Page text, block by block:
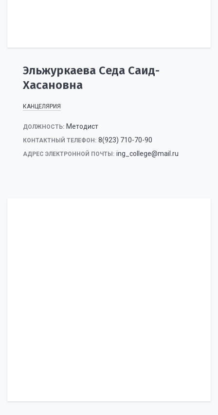
Эльжуркаева Седа Саид-
Хасановна
КАНЦЕЛЯРИЯ
ДОЛЖНОСТЬ: Методист
КОНТАКТНЫЙ ТЕЛЕФОН: 8(923) 710-70-90
АДРЕС ЭЛЕКТРОННОЙ ПОЧТЫ: ing_college@mail.ru